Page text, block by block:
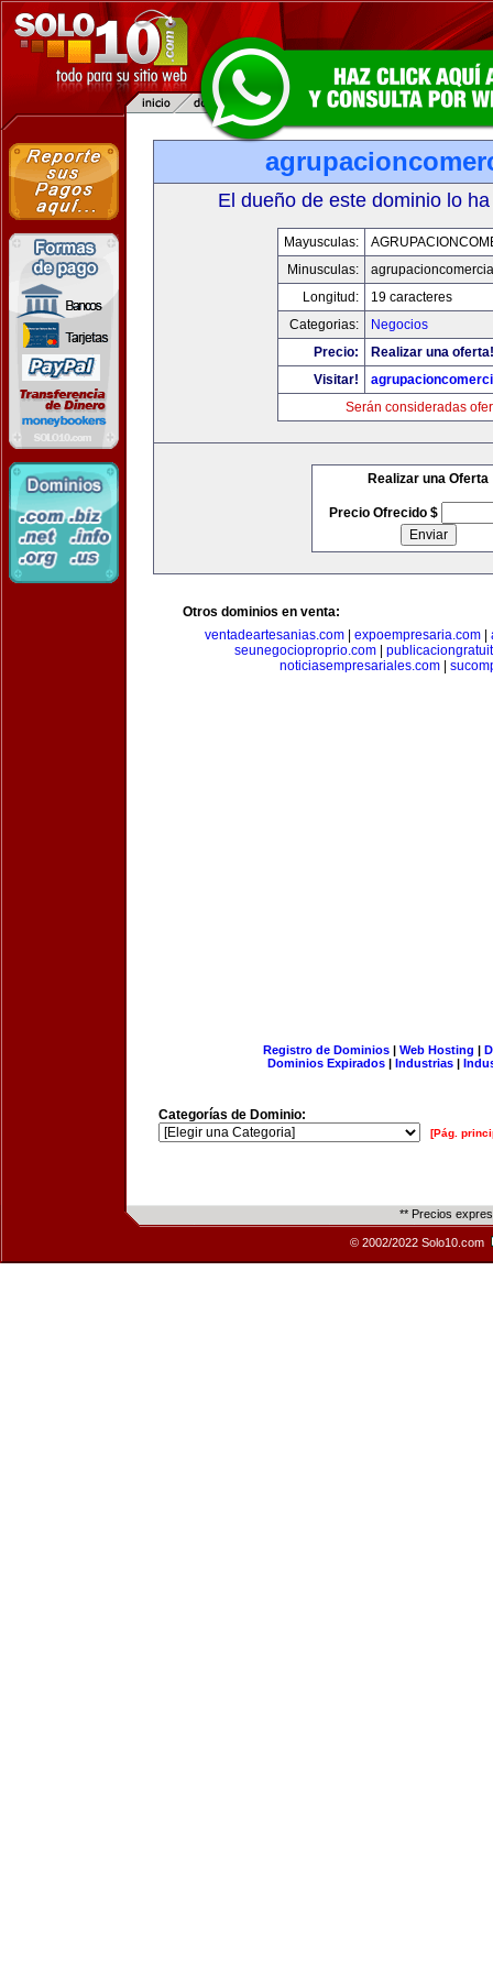
El dueño de este dominio lo
Mayusculas:
Minusculas:
Longitud:
19 caracteres
Categorias:
Negocios
Precio:
Realizar una oferta!
Visitar!
Serán consideradas
Realizar una Oferta
Precio Ofrecido $
Otros dominios en venta:
ventadeartesanias.com| expoempresaria.com|
seunegocioproprio.com
noticiasempresariales.com|
Registro de Dominios| Web Hosting |
Dominios Expirados | Industrias |
Categorías de Dominio:
[Pág.
** Precios
© 2002/2022 Solo10.com